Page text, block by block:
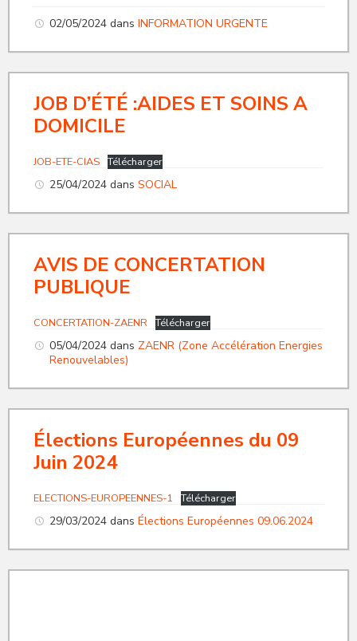
02/05/2024 dans INFORMATION URGENTE
JOB D’ÉTÉ :AIDES ET SOINS A
DOMICILE
JOB-ETE-CIAS Télécharger
25/04/2024 dans SOCIAL
AVIS DE CONCERTATION
PUBLIQUE
CONCERTATION-ZAENR Télécharger
05/04/2024 dans ZAENR (Zone Accélération Energies
Renouvelables)
Élections Européennes du 09
Juin 2024
ELECTIONS-EUROPEENNES-1 Télécharger
29/03/2024 dans Élections Européennes 09.06.2024